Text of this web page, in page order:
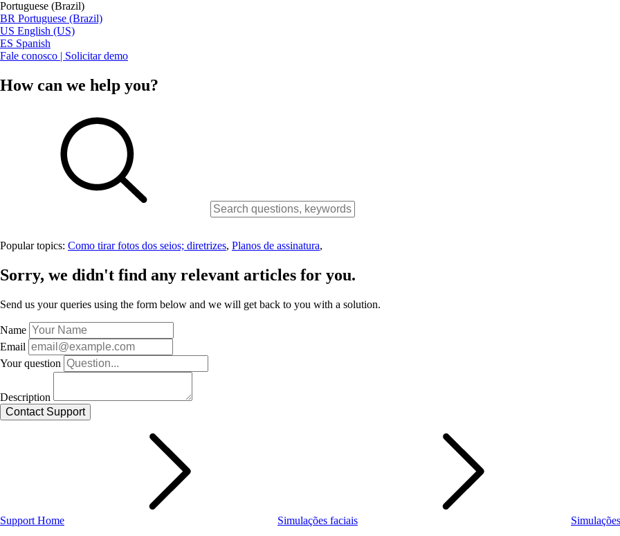
Portuguese (Brazil)
BR Portuguese (Brazil)
US English (US)
ES Spanish
Fale conosco | Solicitar demo
How can we help you?
Popular topics: Como tirar fotos dos seios; diretrizes, Planos de assinatura,
Sorry, we didn't find any relevant articles for you.
Send us your queries using the form below and we will get back to you with a solution.
Name
Email
Your question
Description
Support Home Simulações faciais